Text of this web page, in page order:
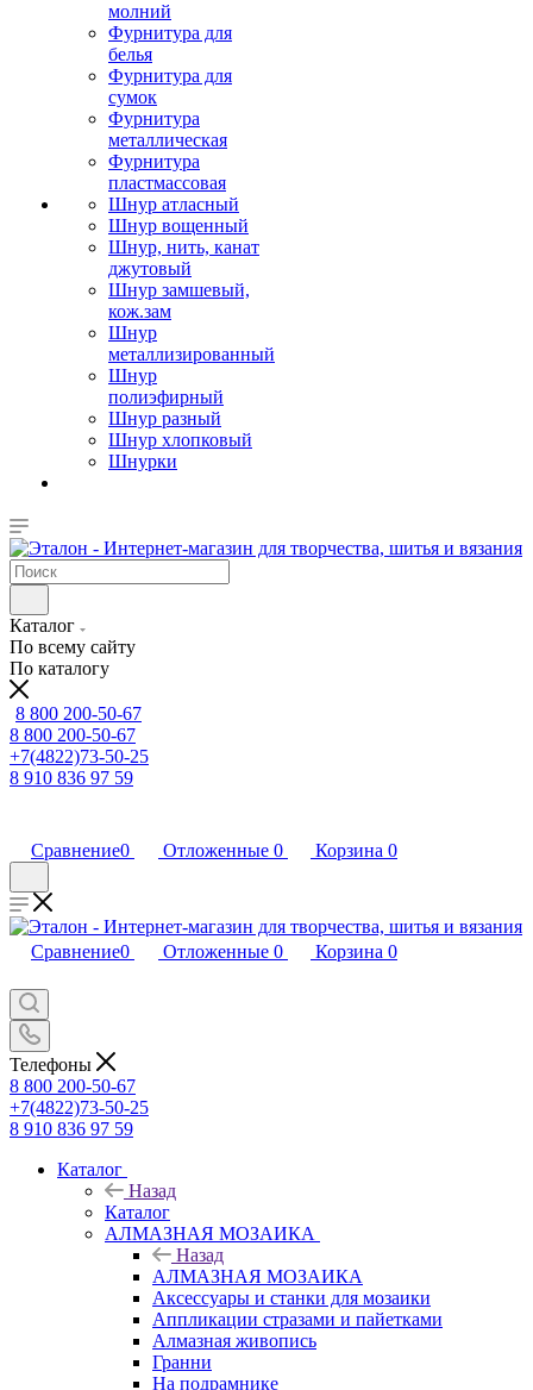
молний
Фурнитура для
белья
Фурнитура для
сумок
Фурнитура
металлическая
Фурнитура
пластмассовая
Шнур атласный
Шнур вощенный
Шнур, нить, канат
джутовый
Шнур замшевый,
кож.зам
Шнур
металлизированный
Шнур
полиэфирный
Шнур разный
Шнур хлопковый
Шнурки
Каталог
По всему сайту
По каталогу
8 800 200-50-67
8 800 200-50-67
+7(4822)73-50-25
8 910 836 97 59
Сравнение0 Отложенные 0 Корзина 0
Сравнение0 Отложенные 0 Корзина 0
Телефоны
8 800 200-50-67
+7(4822)73-50-25
8 910 836 97 59
Каталог
Назад
Каталог
АЛМАЗНАЯ МОЗАИКА
Назад
АЛМАЗНАЯ МОЗАИКА
Аксессуары и станки для мозаики
Аппликации стразами и пайетками
Алмазная живопись
Гранни
На подрамнике